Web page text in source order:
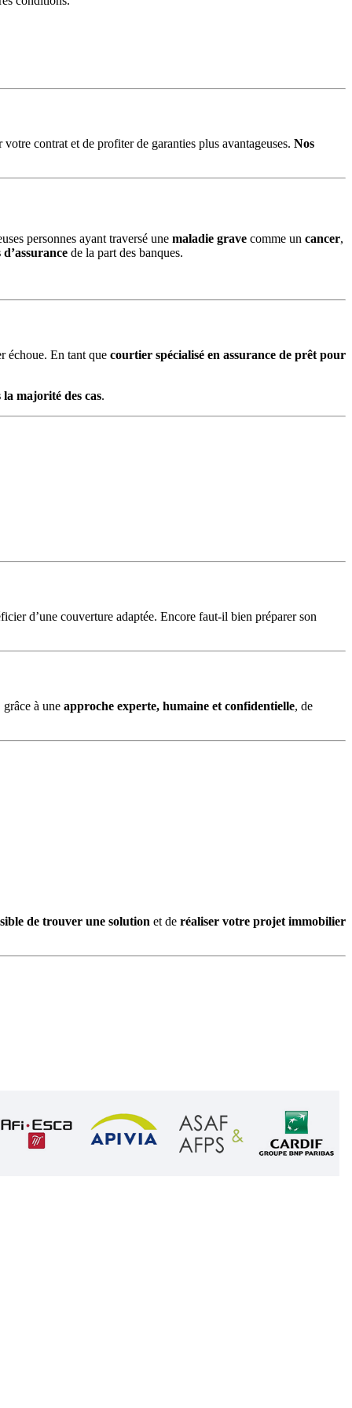
contrat et de profiter de garanties plus avantageuses. Nos
personnes ayant traversé une maladie grave comme un cancer,
de la part des banques.
échoue. En tant que courtier spécialisé en assurance de prêt pour
majorité des cas.
d’une couverture adaptée. Encore faut-il bien préparer son
à une approche experte, humaine et confidentielle, de
de trouver une solution et de réaliser votre projet immobilier